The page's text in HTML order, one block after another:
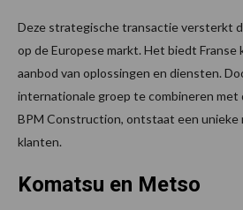
Deze strategische transactie versterkt
op de Europese markt. Het biedt
aanbod van oplossingen en diensten.
internationale groep te combineren met
BPM Construction, ontstaat een unieke
klanten.
Komatsu en Metso